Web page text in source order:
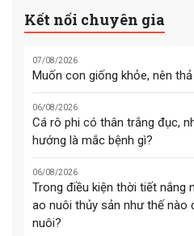
Kết nối chuyên gia
07/08/2026
Muốn con giống khỏe, nên
06/08/2026
Cá rô phi có thân trắng đục,
hướng là mắc bệnh gì?
06/08/2026
Trong điều kiện thời tiết nắng
ao nuôi thủy sản như thế nào
nuôi?